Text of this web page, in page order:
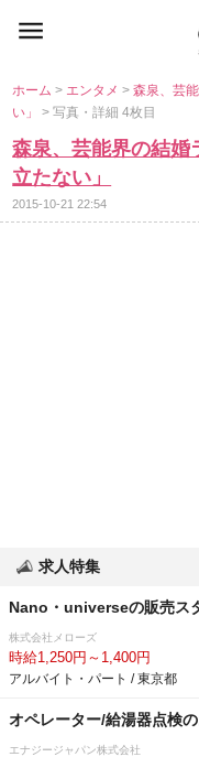
ホーム> エンタメ>森泉、芸
い」> 写真・詳細 4枚目
森泉、芸能界の結婚
立たない」
2015-10-21 22:54
求人特集
Nano・universeの販売ス
株式会社メローズ
時給1,250円～1,400円
アルバイト・パート / 東京都
オペレーター/給湯器点検
エナジージャパン株式会社